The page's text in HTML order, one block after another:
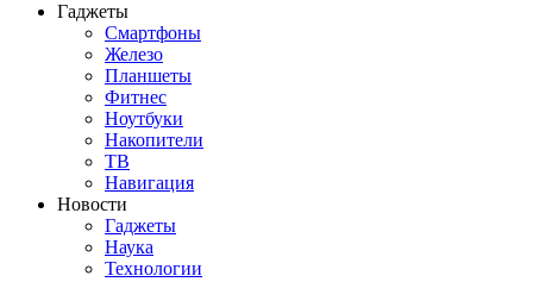
Гаджеты
Смартфоны
Железо
Планшеты
Фитнес
Ноутбуки
Накопители
ТВ
Навигация
Новости
Гаджеты
Наука
Технологии